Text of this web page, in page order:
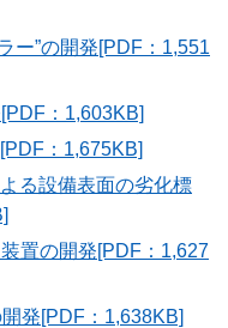
ー”の開発[PDF：1,551
：1,603KB]
：1,675KB]
る設備表面の劣化標
置の開発[PDF：1,627
発[PDF：1,638KB]